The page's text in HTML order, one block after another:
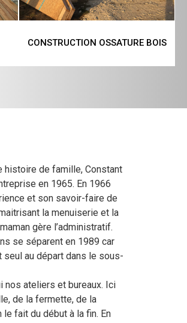
CONSTRUCTION OSSATURE BOIS
histoire de famille, Constant
en 1965. En 1966
et son savoir-faire de
la menuiserie et la
gère l’administratif.
se séparent en 1989 car
au départ dans le sous-
nos ateliers et bureaux. Ici
de la fermette, de la
fait du début à la fin. En